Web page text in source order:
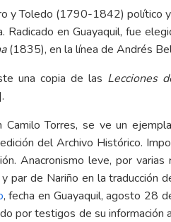
y Toledo (1790-1842) político
Radicado en Guayaquil, fue
(1835), en la línea de Andrés
una copia de las Lecciones
.
Torres, se ve un
del Archivo Histórico.
Anacronismo leve, por
par de Nariño en la traducción
, fecha en Guayaquil, agosto 28
por testigos de su información